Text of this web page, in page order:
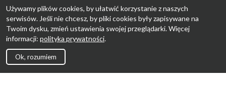
Używamy plików cookies, by ułatwić korzystanie z naszych
serwisów. Jeśli nie chcesz, by pliki cookies były zapisywane na
Twoim dysku, zmień ustawienia swojej przeglądarki. Więcej
informacji: polityka prywatności.
Ok, rozumiem